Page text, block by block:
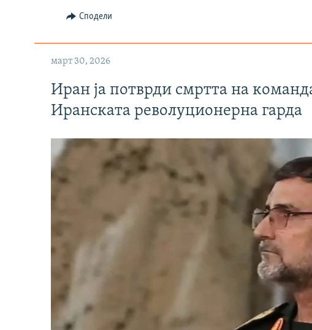
Сподели
март 30, 2026
Иран ја потврди смртта на
Иранската револуционерна гарда